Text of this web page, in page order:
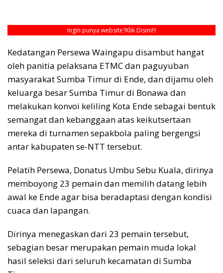
Ingin punya website?Klik Disini!!!
Kedatangan Persewa Waingapu disambut hangat
oleh panitia pelaksana ETMC dan paguyuban
masyarakat Sumba Timur di Ende, dan dijamu oleh
keluarga besar Sumba Timur di Bonawa dan
melakukan konvoi keliling Kota Ende sebagai bentuk
semangat dan kebanggaan atas keikutsertaan
mereka di turnamen sepakbola paling bergengsi
antar kabupaten se-NTT tersebut.
Pelatih Persewa, Donatus Umbu Sebu Kuala, dirinya
memboyong 23 pemain dan memilih datang lebih
awal ke Ende agar bisa beradaptasi dengan kondisi
cuaca dan lapangan.
Dirinya menegaskan dari 23 pemain tersebut,
sebagian besar merupakan pemain muda lokal
hasil seleksi dari seluruh kecamatan di Sumba